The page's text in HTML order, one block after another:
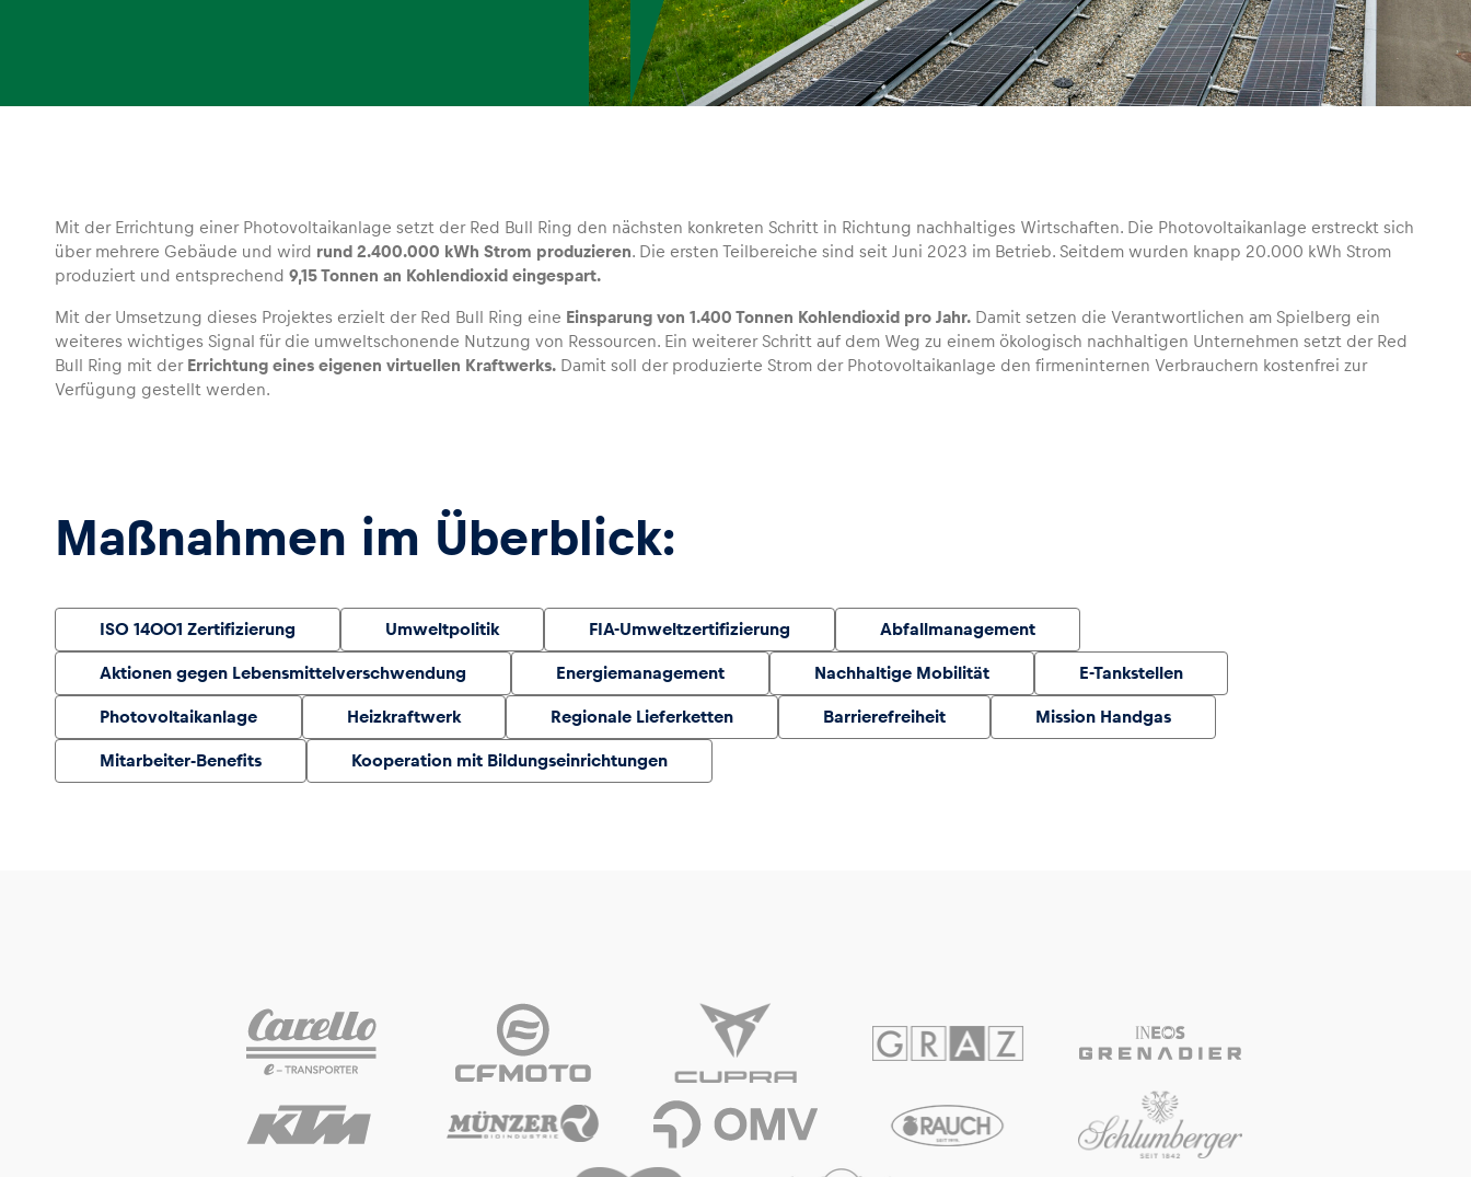
Erlebnisse
Seiten
Alle anzeigen
Mit der Errichtung einer Photovoltaikanlage setzt der Red Bull Ring den nächsten konkreten Schritt in Richtung nachhaltiges Wirtschaften. Die Photovoltaikanlage erstreckt sich
über mehrere Gebäude und wird rund 2.400.000 kWh Strom produzieren. Die ersten Teilbereiche sind seit Juni 2023 im Betrieb. Seitdem wurden knapp 20.000 kWh Strom
produziert und entsprechend 9,15 Tonnen an Kohlendioxid eingespart.
Mit der Umsetzung dieses Projektes erzielt der Red Bull Ring eine Einsparung von 1.400 Tonnen Kohlendioxid pro Jahr. Damit setzen die Verantwortlichen am Spielberg ein
weiteres wichtiges Signal für die umweltschonende Nutzung von Ressourcen. Ein weiterer Schritt auf dem Weg zu einem ökologisch nachhaltigen Unternehmen setzt der Red
Bull Ring mit der Errichtung eines eigenen virtuellen Kraftwerks. Damit soll der produzierte Strom der Photovoltaikanlage den firmeninternen Verbrauchern kostenfrei zur
Verfügung gestellt werden.
Maßnahmen im Überblick:
ISO 14001 Zertifizierung Umweltpolitik FIA-Umweltzertifizierung Abfallmanagement
Aktionen gegen Lebensmittelverschwendung Energiemanagement Nachhaltige Mobilität E-Tankstellen
Photovoltaikanlage Heizkraftwerk Regionale Lieferketten Barrierefreiheit Mission Handgas
Mitarbeiter-Benefits Kooperation mit Bildungseinrichtungen